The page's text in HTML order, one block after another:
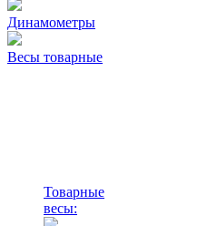
Динамометры
Весы товарные
Товарные
весы: